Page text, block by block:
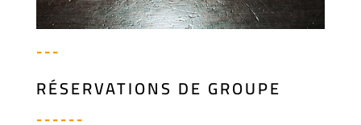
---
RÉSERVATIONS DE GROUPE
------